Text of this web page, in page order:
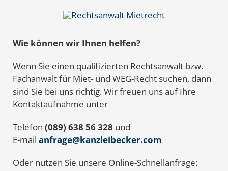
Wie können wir Ihnen helfen?
Wenn Sie einen qualifizierten Rechtsanwalt bzw.
Fachanwalt für Miet- und WEG-Recht suchen, dann
sind Sie bei uns richtig. Wir freuen uns auf Ihre
Kontaktaufnahme unter
Telefon (089) 638 56 328 und
E-mail anfrage@kanzleibecker.com
Oder nutzen Sie unsere Online-Schnellanfrage: